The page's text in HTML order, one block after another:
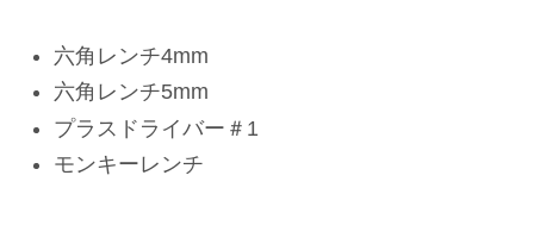
六角レンチ4mm
六角レンチ5mm
プラスドライバー＃1
モンキーレンチ